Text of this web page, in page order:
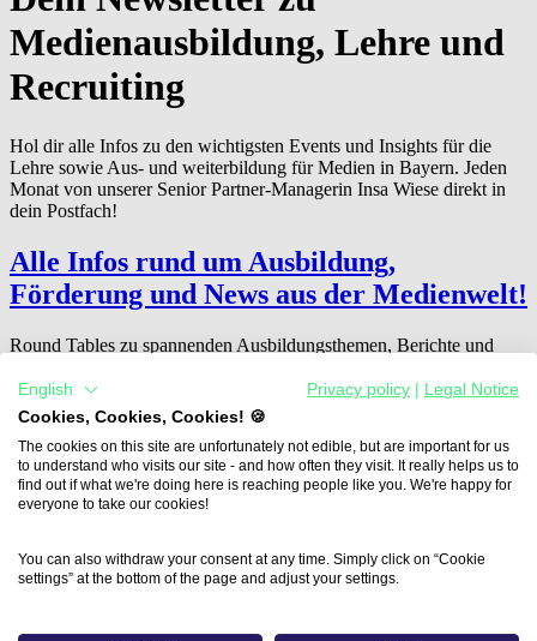
Medienausbildung, Lehre und
Recruiting
Hol dir alle Infos zu den wichtigsten Events und Insights für die
Lehre sowie Aus- und weiterbildung für Medien in Bayern. Jeden
Monat von unserer Senior Partner-Managerin Insa Wiese direkt in
dein Postfach!
Alle Infos rund um Ausbildung,
Förderung und News aus der Medienwelt!
Round Tables zu spannenden Ausbildungsthemen, Berichte und
Cases von Ausbilder:innen und Expert:innen.
Einfach das Formular ausfüllen!
English Privacy policy
Legal Notice
Cookies, Cookies, Cookies! 🍪
The cookies on this site are unfortunately not edible, but are important for us
to understand who visits our site - and how often they visit. It really helps us to
find out if what we're doing here is reaching people like you. We're happy for
everyone to take our cookies!
You can also withdraw your consent at any time. Simply click on “Cookie
settings” at the bottom of the page and adjust your settings.